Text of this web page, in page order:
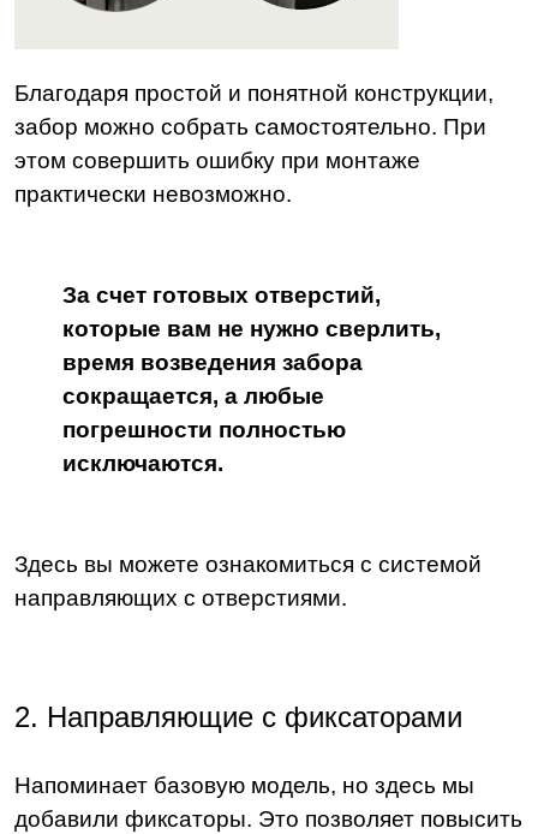
Благодаря простой и понятной конструкции,
забор можно собрать самостоятельно. При
этом совершить ошибку при монтаже
практически невозможно.
За счет готовых отверстий,
которые вам не нужно сверлить,
время возведения забора
сокращается, а любые
погрешности полностью
исключаются.
Здесь вы можете ознакомиться с системой
направляющих с отверстиями.
2. Направляющие с фиксаторами
Напоминает базовую модель, но здесь мы
добавили фиксаторы. Это позволяет повысить